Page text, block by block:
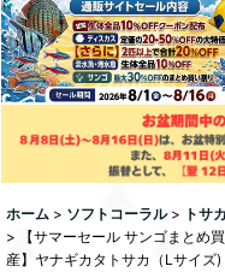
ホーム > ソフトコーラル > トサ
>
【サマーセール サンゴまとめ
産】ヤナギカタトサカ（Lサイ